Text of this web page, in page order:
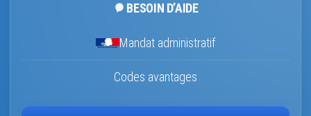
BESOIN D’AIDE
Mandat administratif
Codes avantages